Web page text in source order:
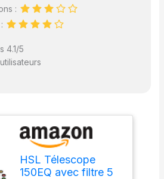
:
4.1/5
HSL Télescope
150EQ avec filtre 5